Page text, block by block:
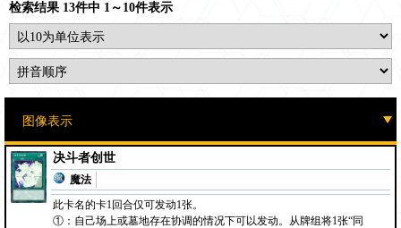
检索结果 13件中 1～10件表示
决斗者创世
魔法
此卡名的卡1回合仅可发动1张。
①：自己场上或墓地存在协调的情况下可以发动。从牌组将1张“同